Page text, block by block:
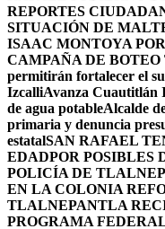
REPORTES
SITUACIÓN DE
ISAAC MONTOYA
CAMPAÑA DE
permitirán fortalecer el
IzcalliAvanza Cuautitlán
de agua potableAlcalde
primaria y denuncia
estatalSAN RAFAEL
EDADPOR POSIBLES
POLICÍA DE
EN LA COLONIA
TLALNEPANTLA
PROGRAMA